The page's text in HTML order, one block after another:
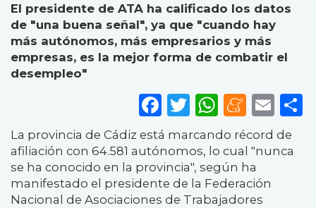
El presidente de ATA ha calificado los datos
de "una buena señal", ya que "cuando hay
más autónomos, más empresarios y más
empresas, es la mejor forma de combatir el
desempleo"
Facebook
Twitter
La provincia de Cádiz está marcando récord de
afiliación con 64.581 autónomos, lo cual "nunca
se ha conocido en la provincia", según ha
manifestado el presidente de la Federación
Nacional de Asociaciones de Trabajadores